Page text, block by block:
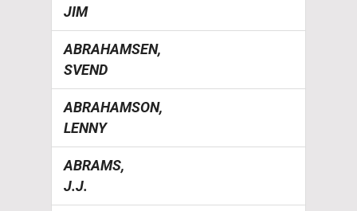
JIM
ABRAHAMSEN,
SVEND
ABRAHAMSON,
LENNY
ABRAMS,
J.J.